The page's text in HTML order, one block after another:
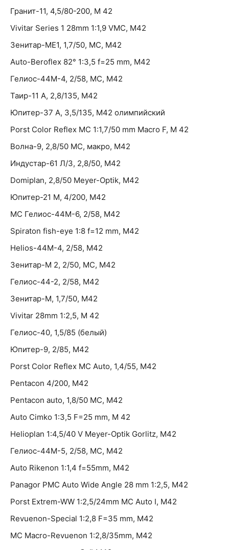
Гранит-11, 4,5/80-200, M 42
Vivitar Series 1 28mm 1:1,9 VMC, М42
Зенитар-МЕ1, 1,7/50, МС, М42
Auto-Beroflex 82° 1:3,5 f=25 mm, М42
Гелиос-44М-4, 2/58, МС, М42
Таир-11 А, 2,8/135, М42
Юпитер-37 А, 3,5/135, М42 олимпийский
Porst Color Reflex MC 1:1,7/50 mm Macro F, M 42
Волна-9, 2,8/50 МС, макро, М42
Индустар-61 Л/З, 2,8/50, М42
Domiplan, 2,8/50 Meyer-Optik, М42
Юпитер-21 М, 4/200, М42
МС Гелиос-44M-6, 2/58, М42
Spiraton fish-eye 1:8 f=12 mm, М42
Helios-44M-4, 2/58, М42
Зенитар-М 2, 2/50, МС, М42
Гелиос-44-2, 2/58, М42
Зенитар-М, 1,7/50, М42
Vivitar 28mm 1:2,5, M 42
Гелиос-40, 1,5/85 (белый)
Юпитер-9, 2/85, М42
Porst Color Reflex MC Auto, 1,4/55, М42
Pentacon 4/200, М42
Pentacon auto, 1,8/50 МС, М42
Auto Cimko 1:3,5 F=25 mm, M 42
Helioplan 1:4,5/40 V Meyer-Optik Gorlitz, М42
Гелиос-44М-5, 2/58, МС, М42
Auto Rikenon 1:1,4 f=55mm, М42
Panagor PMC Auto Wide Angle 28 mm 1:2,5, М42
Porst Extrem-WW 1:2,5/24mm MC Auto I, М42
Revuenon-Special 1:2,8 F=35 mm, М42
MC Macro-Revuenon 1:2,8/35mm, М42